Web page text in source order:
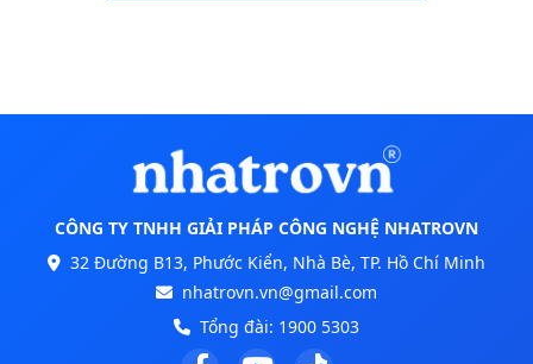
CÔNG TY TNHH GIẢI PHÁP CÔNG NGHỆ NHATROVN
32 Đường B13, Phước Kiển, Nhà Bè, TP. Hồ Chí Minh
nhatrovn.vn@gmail.com
Tổng đài: 1900 5303